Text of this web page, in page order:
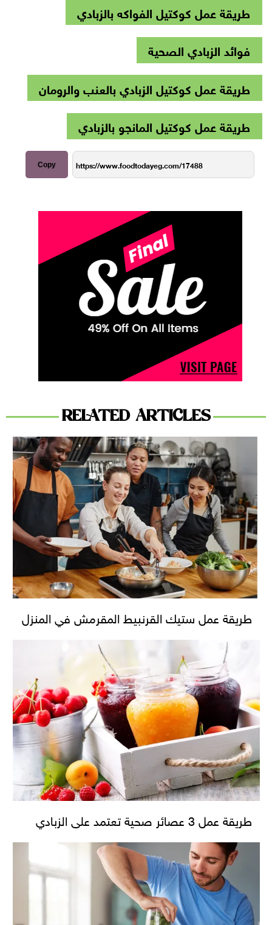
طريقة عمل كوكتيل الفواكه بالزبادي
فوائد الزبادي الصحية
طريقة عمل كوكتيل الزبادي بالعنب والرومان
طريقة عمل كوكتيل المانجو بالزبادي
Copy
RELATED ARTICLES
طريقة عمل ستيك القرنبيط المقرمش في المنزل
طريقة عمل 3 عصائر صحية تعتمد على الزبادي